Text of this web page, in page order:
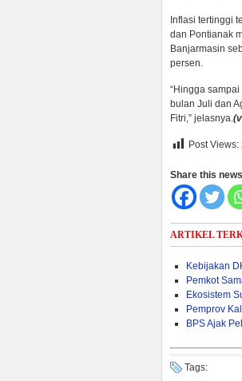
Inflasi tertinggi
dan Pontianak
Banjarmasin
persen.
“Hingga
bulan Juli dan
Fitri,” jelasnya.
Post Views:
Share this news
ARTIKEL
Kebijakan
Pemkot
Ekosistem
Pemprov
BPS Ajak
Tags: